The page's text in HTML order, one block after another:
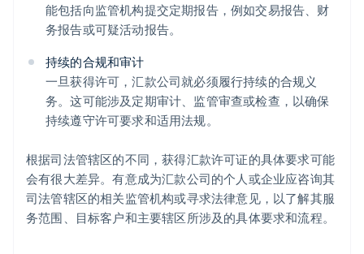
能包括向监管机构提交定期报告，例如交易报告、财
务报告或可疑活动报告。
持续的合规和审计
一旦获得许可，汇款公司就必须履行持续的合规义
务。这可能涉及定期审计、监管审查或检查，以确保
持续遵守许可要求和适用法规。
根据司法管辖区的不同，获得汇款许可证的具体要求可能
会有很大差异。有意成为汇款公司的个人或企业应咨询其
司法管辖区的相关监管机构或寻求法律意见，以了解其服
务范围、目标客户和主要辖区所涉及的具体要求和流程。